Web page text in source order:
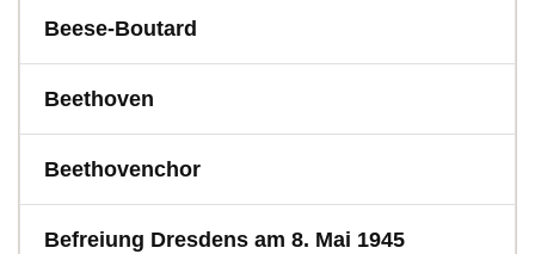
Beese-Boutard
Beethoven
Beethovenchor
Befreiung Dresdens am 8. Mai 1945